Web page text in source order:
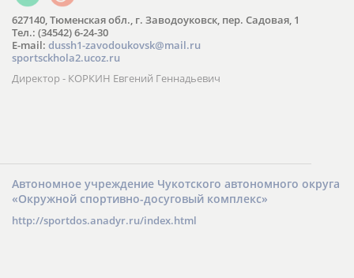
627140, Тюменская обл., г. Заводоуковск, пер. Садовая, 1
Тел.: (34542) 6-24-30
​E-mail: dussh1-zavodoukovsk@mail.ru
sportsckhola2.ucoz.ru
Директор - КОРКИН Евгений Геннадьевич
Автономное учреждение Чукотского автономного округа
«Окружной спортивно-досуговый комплекс»
http://sportdos.anadyr.ru/index.html